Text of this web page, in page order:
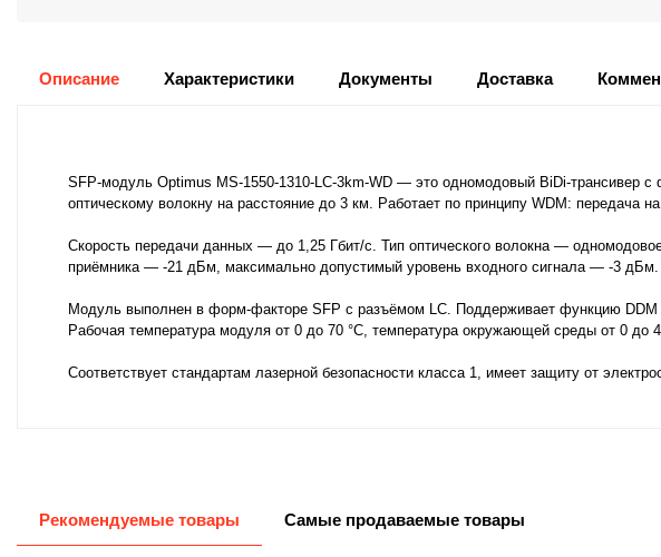
Описание Характеристики Документы Доставка
SFP-модуль Optimus MS-1550-1310-LC-3km-WD — это одномодовый BiDi-трансивер
оптическому волокну на расстояние до 3 км. Работает по принципу WDM: передача
Скорость передачи данных — до 1,25 Гбит/с. Тип оптического волокна —
приёмника — -21 дБм, максимально допустимый уровень входного сигнала — -3 дБм.
Модуль выполнен в форм-факторе SFP с разъёмом LC. Поддерживает функцию DDM
Рабочая температура модуля от 0 до 70 °C, температура окружающей среды от 0 до
Соответствует стандартам лазерной безопасности класса 1, имеет защиту от
Рекомендуемые товары Самые продаваемые товары